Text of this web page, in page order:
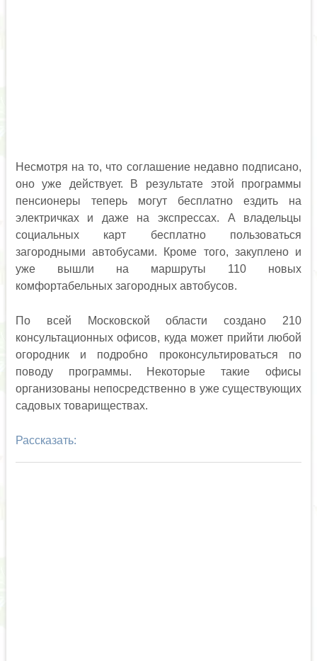
Несмотря на то, что соглашение недавно подписано,
оно уже действует. В результате этой программы
пенсионеры теперь могут бесплатно ездить на
электричках и даже на экспрессах. А владельцы
социальных карт бесплатно пользоваться
загородными автобусами. Кроме того, закуплено и
уже вышли на маршруты 110 новых
комфортабельных загородных автобусов.
По всей Московской области создано 210
консультационных офисов, куда может прийти любой
огородник и подробно проконсультироваться по
поводу программы. Некоторые такие офисы
организованы непосредственно в уже существующих
садовых товариществах.
Рассказать: